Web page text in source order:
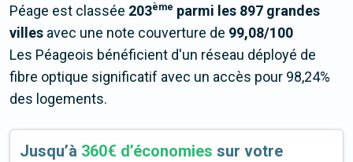
Péage est classée 203ème parmi les 897 grandes
villes avec une note couverture de 99,08/100
Les Péageois bénéficient d'un réseau déployé de
fibre optique significatif avec un accès pour 98,24%
des logements.
Jusqu’à 360€ d’économies sur votre